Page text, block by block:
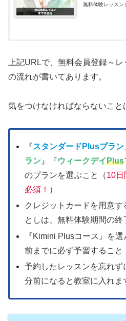
無料体験レッスン
上記URLで、無料会員登録～
の流れが書いてあります。
気をつけなければならないこと
『スタンダードPlusプラン
ラン 』『ウィークデイPlus
のプランを選ぶこと（10日
必須！ ）
クレジットカードを用意
としは、無料体験期間の終
『Kimini Plusコース』を
前までに必ず予習すること
予約したレッスンを忘れず
分前になると教室に入れま